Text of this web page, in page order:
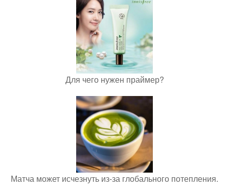
Для чего нужен праймер?
Матча может исчезнуть из-за глобального потепления.